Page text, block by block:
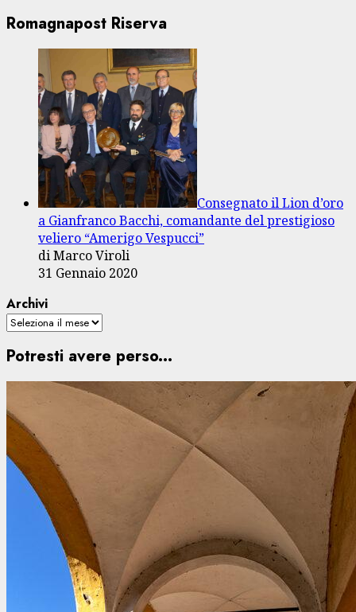
Romagnapost Riserva
Consegnato il Lion d’oro
a Gianfranco Bacchi, comandante del prestigioso
veliero “Amerigo Vespucci”
di Marco Viroli
31 Gennaio 2020
Archivi
Potresti avere perso...